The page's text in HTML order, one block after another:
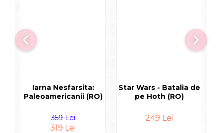
Iarna Nesfarsita:
Paleoamericanii (RO)
359 Lei
319 Lei
Star Wars - Batalia de
pe Hoth (RO)
249 Lei